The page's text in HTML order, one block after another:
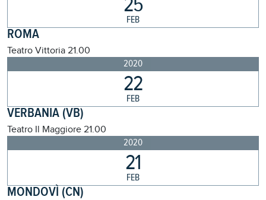
FEB
ROMA
Teatro Vittoria 21.00
2020
22
FEB
VERBANIA (VB)
Teatro Il Maggiore 21.00
2020
21
FEB
MONDOVÌ (CN)